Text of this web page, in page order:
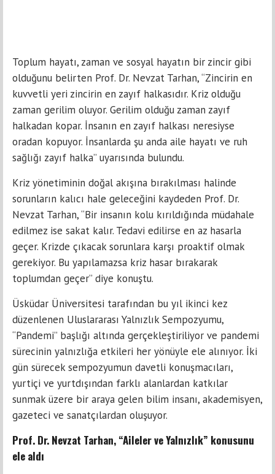
Toplum hayatı, zaman ve sosyal hayatın bir zincir gibi
olduğunu belirten Prof. Dr. Nevzat Tarhan, “Zincirin en
kuvvetli yeri zincirin en zayıf halkasıdır. Kriz olduğu
zaman gerilim oluyor. Gerilim olduğu zaman zayıf
halkadan kopar. İnsanın en zayıf halkası neresiyse
oradan kopuyor. İnsanlarda şu anda aile hayatı ve ruh
sağlığı zayıf halka” uyarısında bulundu.
Kriz yönetiminin doğal akışına bırakılması halinde
sorunların kalıcı hale geleceğini kaydeden Prof. Dr.
Nevzat Tarhan, “Bir insanın kolu kırıldığında müdahale
edilmez ise sakat kalır. Tedavi edilirse en az hasarla
geçer. Krizde çıkacak sorunlara karşı proaktif olmak
gerekiyor. Bu yapılamazsa kriz hasar bırakarak
toplumdan geçer” diye konuştu.
Üsküdar Üniversitesi tarafından bu yıl ikinci kez
düzenlenen Uluslararası Yalnızlık Sempozyumu,
“Pandemi” başlığı altında gerçekleştiriliyor ve pandemi
sürecinin yalnızlığa etkileri her yönüyle ele alınıyor. İki
gün sürecek sempozyumun davetli konuşmacıları,
yurtiçi ve yurtdışından farklı alanlardan katkılar
sunmak üzere bir araya gelen bilim insanı, akademisyen,
gazeteci ve sanatçılardan oluşuyor.
Prof. Dr. Nevzat Tarhan, “Aileler ve Yalnızlık” konusunu
ele aldı